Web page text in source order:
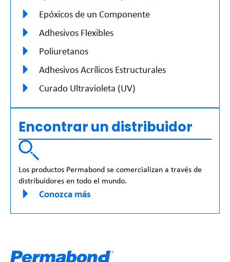
Epóxicos de un Componente
Adhesivos Flexibles
Poliuretanos
Adhesivos Acrílicos Estructurales
Curado Ultravioleta (UV)
Encontrar un distribuidor
Los productos Permabond se comercializan a través de
distribuidores en todo el mundo.
Conozca más